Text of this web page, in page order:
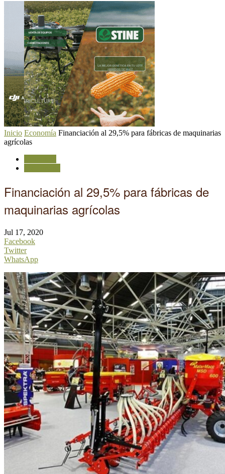
Inicio Economía Financiación al 29,5% para fábricas de maquinarias
agrícolas
Financiación al 29,5% para fábricas de
maquinarias agrícolas
Jul 17, 2020
Facebook
Twitter
WhatsApp